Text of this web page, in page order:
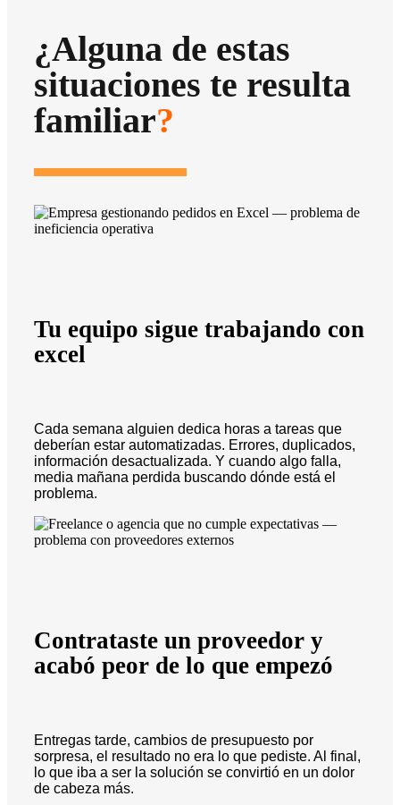
¿Alguna de estas
situaciones te resulta
familiar?
Tu equipo sigue trabajando con
excel
Cada semana alguien dedica horas a tareas que
deberían estar automatizadas. Errores, duplicados,
información desactualizada. Y cuando algo falla,
media mañana perdida buscando dónde está el
problema.
Contrataste un proveedor y
acabó peor de lo que empezó
Entregas tarde, cambios de presupuesto por
sorpresa, el resultado no era lo que pediste. Al final,
lo que iba a ser la solución se convirtió en un dolor
de cabeza más.